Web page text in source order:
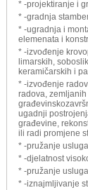
* -projektiranje i
* -gradnja
* -ugradnja i
elemenata i
* -izvođenje
limarskih,
keramičarskih i
* -izvođenje
radova,
ugadnji
građevine,
ili radi promjene
* -pružanje
* -djelatnost
* -pružanje
* -iznajmljivanje